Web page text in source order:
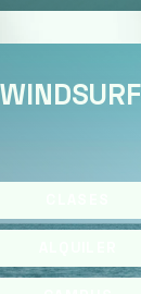
WINDSURF